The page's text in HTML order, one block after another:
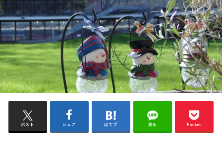
ポスト シェア はてブ 送る Pocket